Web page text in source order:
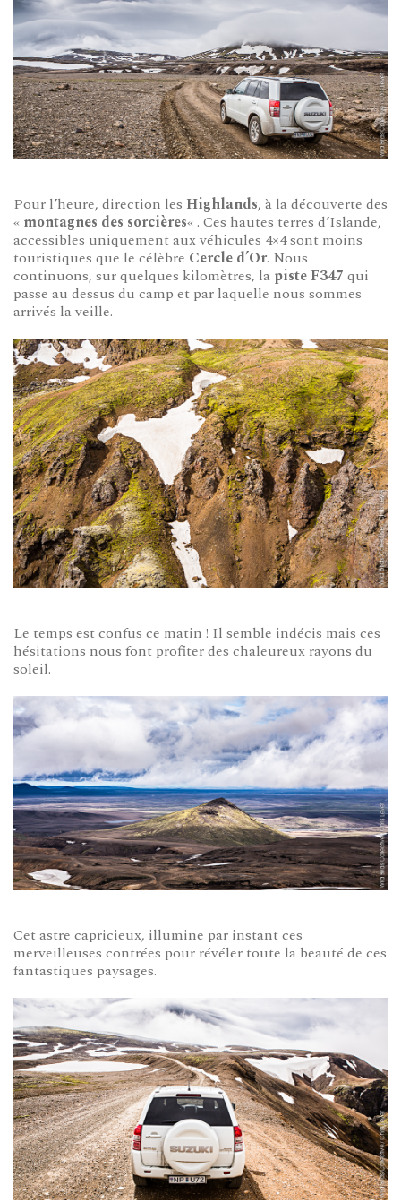
Pour l’heure, direction les Highlands, à la découverte des
« montagnes des sorcières« . Ces hautes terres d’Islande,
accessibles uniquement aux véhicules 4×4 sont moins
touristiques que le célèbre Cercle d’Or. Nous
continuons, sur quelques kilomètres, la piste F347 qui
passe au dessus du camp et par laquelle nous sommes
arrivés la veille.
Le temps est confus ce matin ! Il semble indécis mais ces
hésitations nous font profiter des chaleureux rayons du
soleil.
Cet astre capricieux, illumine par instant ces
merveilleuses contrées pour révéler toute la beauté de ces
fantastiques paysages.